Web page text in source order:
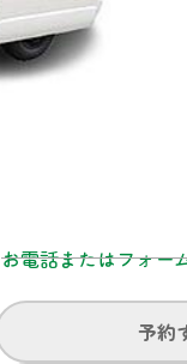
お電話またはフォー